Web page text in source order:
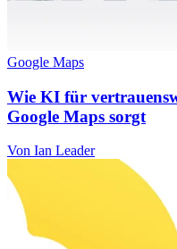
Google Maps
Wie KI für
Google Maps sorgt
Von Ian Leader